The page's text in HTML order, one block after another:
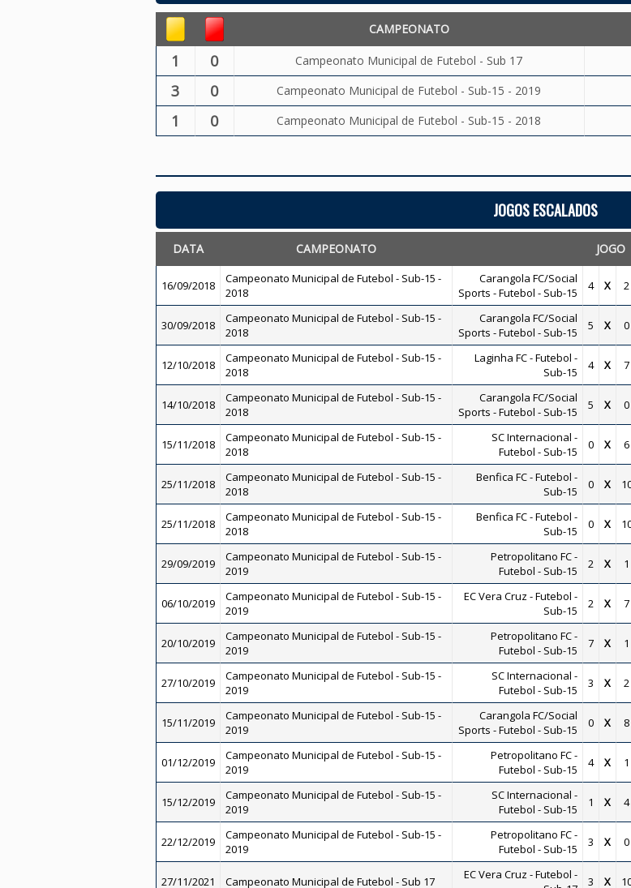
CAMPEONATO
1 0 Campeonato Municipal de Futebol - Sub 17
3 0 Campeonato Municipal de Futebol - Sub-15 - 2019
1 0 Campeonato Municipal de Futebol - Sub-15 - 2018
JOGOS ESCALADOS
DATA CAMPEONATO JOGO
16/09/2018
Campeonato Municipal de Futebol - Sub-15 -
2018
Carangola FC/Social
Sports - Futebol - Sub-15
4 X 2
30/09/2018
Campeonato Municipal de Futebol - Sub-15 -
2018
Carangola FC/Social
Sports - Futebol - Sub-15
5 X 0
12/10/2018
Campeonato Municipal de Futebol - Sub-15 -
2018
Laginha FC - Futebol -
Sub-15
4 X 7
14/10/2018
Campeonato Municipal de Futebol - Sub-15 -
2018
Carangola FC/Social
Sports - Futebol - Sub-15
5 X 0
15/11/2018
Campeonato Municipal de Futebol - Sub-15 -
2018
SC Internacional -
Futebol - Sub-15
0 X 6
25/11/2018
Campeonato Municipal de Futebol - Sub-15 -
2018
Benfica FC - Futebol -
Sub-15
0 X
25/11/2018
Campeonato Municipal de Futebol - Sub-15 -
2018
Benfica FC - Futebol -
Sub-15
0 X
29/09/2019
Campeonato Municipal de Futebol - Sub-15 -
2019
Petropolitano FC -
Futebol - Sub-15
2 X 1
06/10/2019
Campeonato Municipal de Futebol - Sub-15 -
2019
EC Vera Cruz - Futebol -
Sub-15
2 X 7
20/10/2019
Campeonato Municipal de Futebol - Sub-15 -
2019
Petropolitano FC -
Futebol - Sub-15
7 X 1
27/10/2019
Campeonato Municipal de Futebol - Sub-15 -
2019
SC Internacional -
Futebol - Sub-15
3 X 2
15/11/2019
Campeonato Municipal de Futebol - Sub-15 -
2019
Carangola FC/Social
Sports - Futebol - Sub-15
0 X 8
01/12/2019
Campeonato Municipal de Futebol - Sub-15 -
2019
Petropolitano FC -
Futebol - Sub-15
4 X 1
15/12/2019
Campeonato Municipal de Futebol - Sub-15 -
2019
SC Internacional -
Futebol - Sub-15
1 X 4
22/12/2019
Campeonato Municipal de Futebol - Sub-15 -
2019
Petropolitano FC -
Futebol - Sub-15
3 X 0
27/11/2021 Campeonato Municipal de Futebol - Sub 17
EC Vera Cruz - Futebol -
3 X